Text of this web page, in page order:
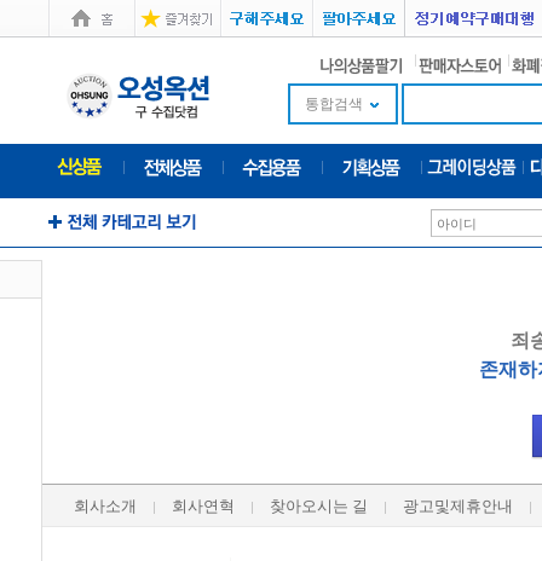
통합검색
죄
존재하
회사소개 회사연혁 찾아오시는 길 광고및제휴안내